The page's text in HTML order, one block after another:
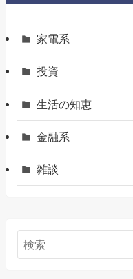
家電系
投資
生活の知恵
金融系
雑談